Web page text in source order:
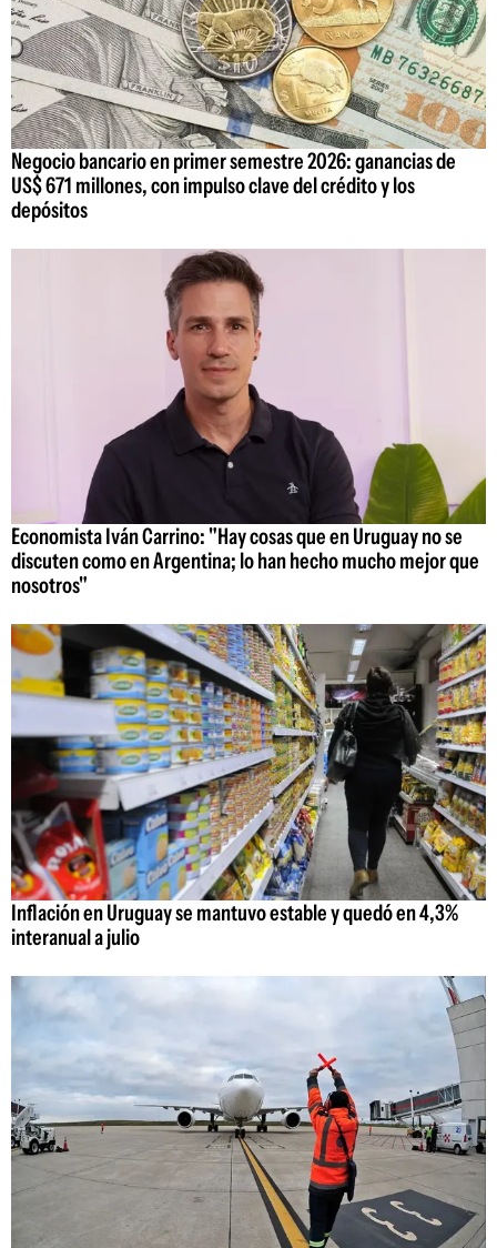
Negocio bancario en primer semestre 2026: ganancias de
US$ 671 millones, con impulso clave del crédito y los
depósitos
Economista Iván Carrino: "Hay cosas que en Uruguay no se
discuten como en Argentina; lo han hecho mucho mejor que
nosotros"
Inflación en Uruguay se mantuvo estable y quedó en 4,3%
interanual a julio